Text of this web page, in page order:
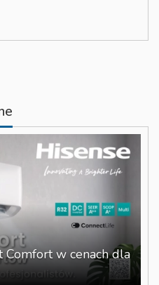
Comfort w cenach dla